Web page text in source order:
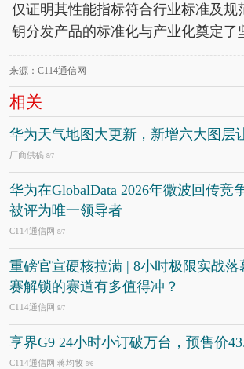
仅证明其性能指标符合行业标准及规
钥分发产品的标准化与产业化奠定了
来源：C114通信网
相关
华为天气地图大更新，新增六大图层
厂商供稿 8/7
华为在GlobalData 2026年微波回传竞
被评为唯一领导者
C114通信网 8/7
重磅官宣硬核拉满 | 8小时极限实战落
赛解锁的赛道有多值得冲？
C114通信网 8/7
享界G9 24小时小订破万台，预售价
C114通信网 蒋均牧 8/6